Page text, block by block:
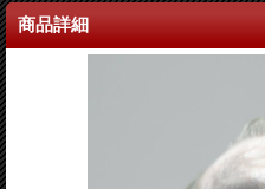
商品詳細